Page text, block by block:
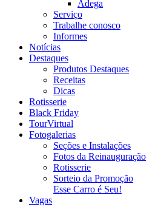
Adega
Serviço
Trabalhe conosco
Informes
Notícias
Destaques
Produtos Destaques
Receitas
Dicas
Rotisserie
Black Friday
TourVirtual
Fotogalerias
Seções e Instalações
Fotos da Reinauguração
Rotisserie
Sorteio da Promoção
Esse Carro é Seu!
Vagas